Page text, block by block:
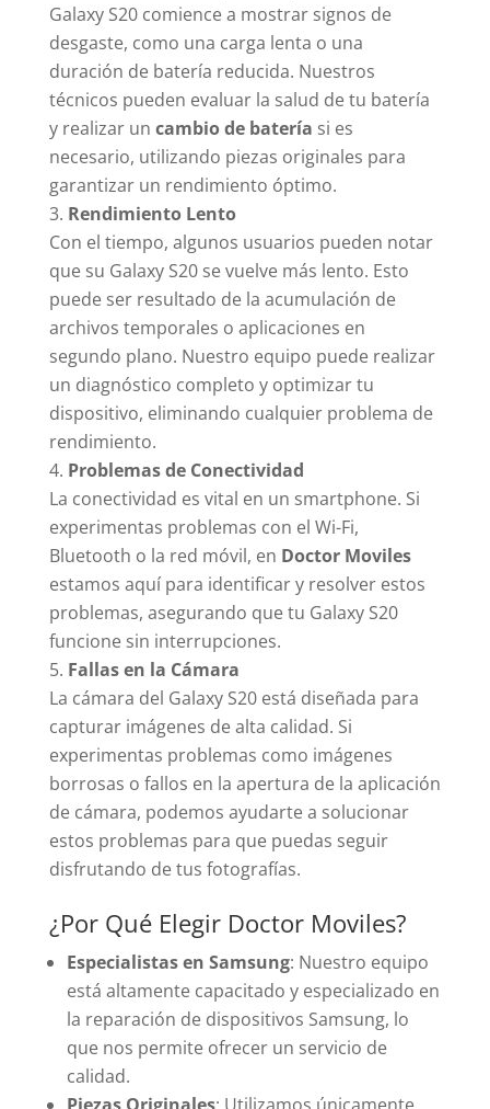
Galaxy S20 comience a mostrar signos de
desgaste, como una carga lenta o una
duración de batería reducida. Nuestros
técnicos pueden evaluar la salud de tu batería
y realizar un cambio de batería si es
necesario, utilizando piezas originales para
garantizar un rendimiento óptimo.
Rendimiento Lento
Con el tiempo, algunos usuarios pueden notar
que su Galaxy S20 se vuelve más lento. Esto
puede ser resultado de la acumulación de
archivos temporales o aplicaciones en
segundo plano. Nuestro equipo puede realizar
un diagnóstico completo y optimizar tu
dispositivo, eliminando cualquier problema de
rendimiento.
Problemas de Conectividad
La conectividad es vital en un smartphone. Si
experimentas problemas con el Wi-Fi,
Bluetooth o la red móvil, en Doctor Moviles
estamos aquí para identificar y resolver estos
problemas, asegurando que tu Galaxy S20
funcione sin interrupciones.
Fallas en la Cámara
La cámara del Galaxy S20 está diseñada para
capturar imágenes de alta calidad. Si
experimentas problemas como imágenes
borrosas o fallos en la apertura de la aplicación
de cámara, podemos ayudarte a solucionar
estos problemas para que puedas seguir
disfrutando de tus fotografías.
¿Por Qué Elegir Doctor Moviles?
Especialistas en Samsung: Nuestro equipo
está altamente capacitado y especializado en
la reparación de dispositivos Samsung, lo
que nos permite ofrecer un servicio de
calidad.